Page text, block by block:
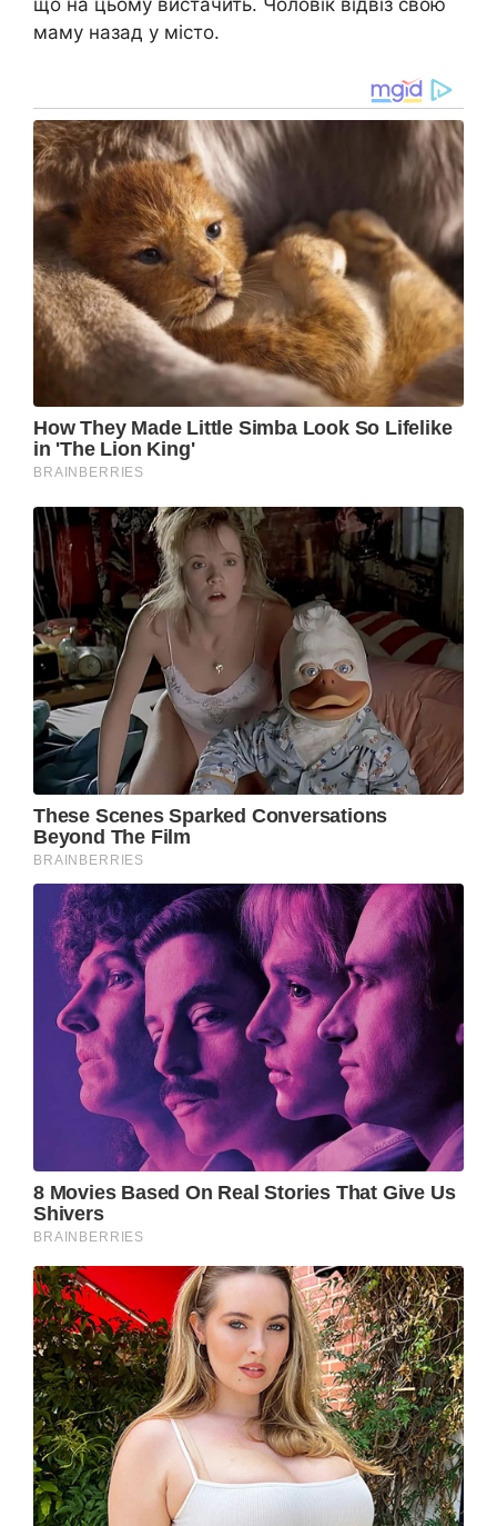
що на цьому вистачить. Чоловік відвіз свою
маму назад у місто.